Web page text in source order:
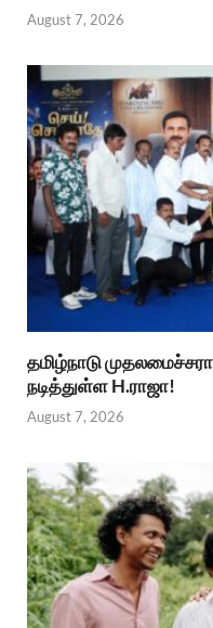
August 7, 2026
தமிழ்நாடு
நடித்துள்ள H.ராஜா!
August 7, 2026